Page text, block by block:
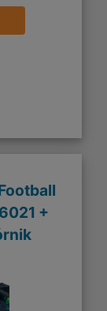
+